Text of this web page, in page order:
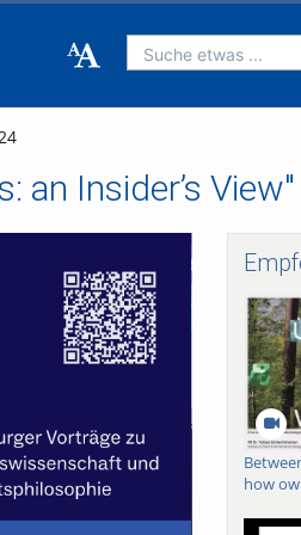
Suche etwas ...
how